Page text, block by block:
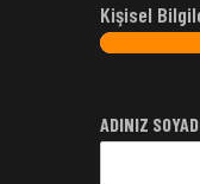
Kişisel
ADINIZ